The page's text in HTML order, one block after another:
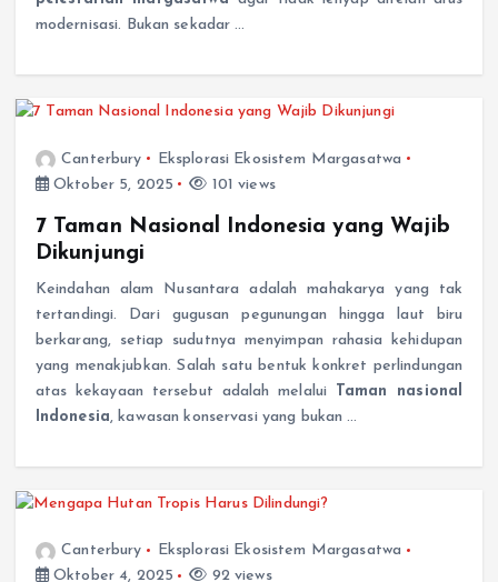
modernisasi. Bukan sekadar …
Canterbury
Eksplorasi Ekosistem Margasatwa
Oktober 5, 2025
101 views
7 Taman Nasional Indonesia yang Wajib
Dikunjungi
Keindahan alam Nusantara adalah mahakarya yang tak
tertandingi. Dari gugusan pegunungan hingga laut biru
berkarang, setiap sudutnya menyimpan rahasia kehidupan
yang menakjubkan. Salah satu bentuk konkret perlindungan
atas kekayaan tersebut adalah melalui Taman nasional
Indonesia, kawasan konservasi yang bukan …
Canterbury
Eksplorasi Ekosistem Margasatwa
Oktober 4, 2025
92 views